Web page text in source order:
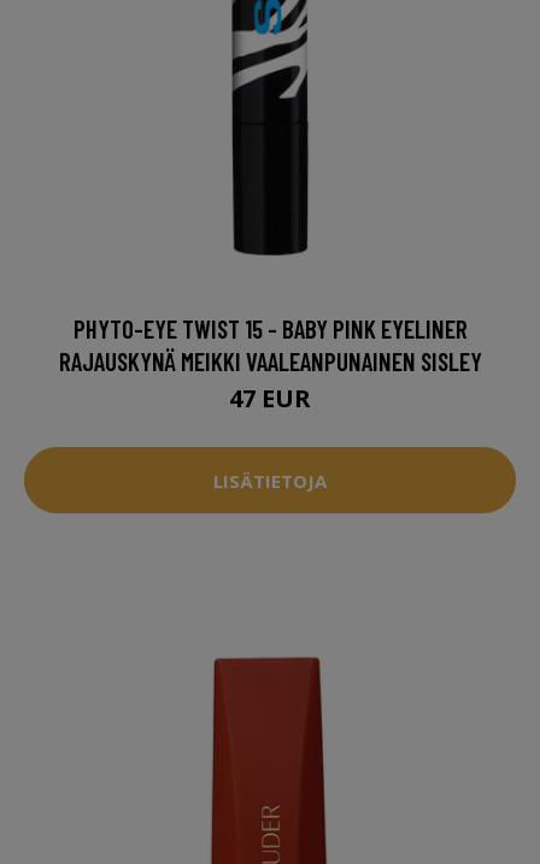
PHYTO-EYE TWIST 15 - BABY PINK EYELINER
RAJAUSKYNÄ MEIKKI VAALEANPUNAINEN SISLEY
47 EUR
LISÄTIETOJA